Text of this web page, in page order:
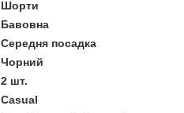
Шорти
Бавовна
Середня посадка
Чорний
2 шт.
Casual